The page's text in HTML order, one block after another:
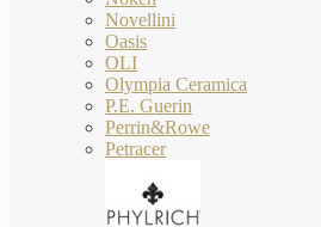
Novellini
Oasis
OLI
Olympia Ceramica
P.E. Guerin
Perrin&Rowe
Petracer